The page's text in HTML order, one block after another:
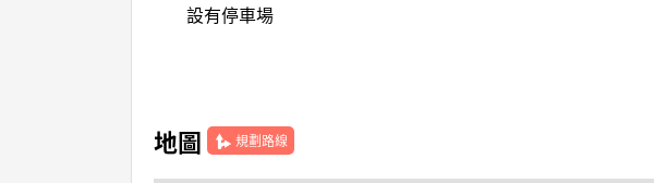
設有停車場
地圖 規劃路線